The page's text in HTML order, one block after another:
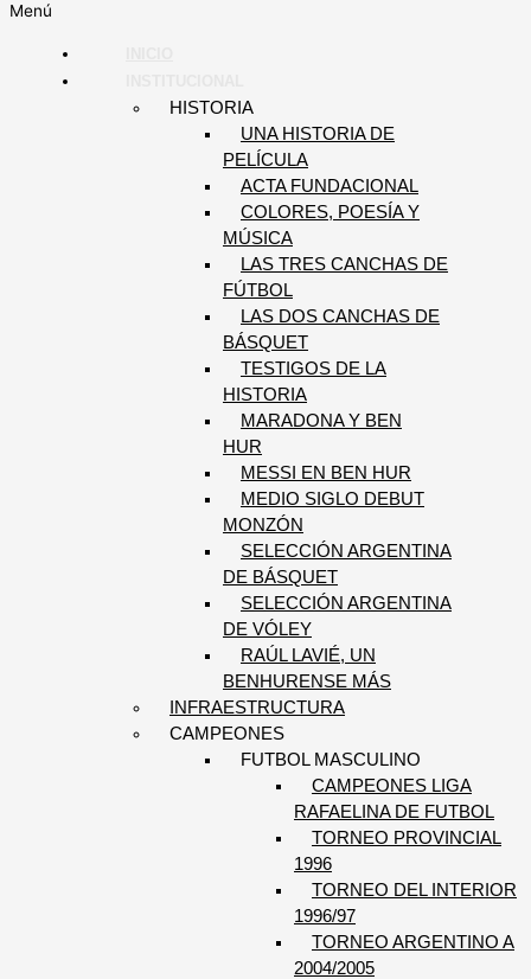
Menú
HISTORIA
UNA HISTORIA DE
PELÍCULA
ACTA FUNDACIONAL
COLORES, POESÍA Y
MÚSICA
LAS TRES CANCHAS DE
FÚTBOL
LAS DOS CANCHAS DE
BÁSQUET
TESTIGOS DE LA
HISTORIA
MARADONA Y BEN
HUR
MESSI EN BEN HUR
MEDIO SIGLO DEBUT
MONZÓN
SELECCIÓN ARGENTINA
DE BÁSQUET
SELECCIÓN ARGENTINA
DE VÓLEY
RAÚL LAVIÉ, UN
BENHURENSE MÁS
INFRAESTRUCTURA
CAMPEONES
FUTBOL MASCULINO
CAMPEONES LIGA
RAFAELINA DE FUTBOL
TORNEO PROVINCIAL
1996
TORNEO DEL INTERIOR
1996/97
TORNEO ARGENTINO A
2004/2005